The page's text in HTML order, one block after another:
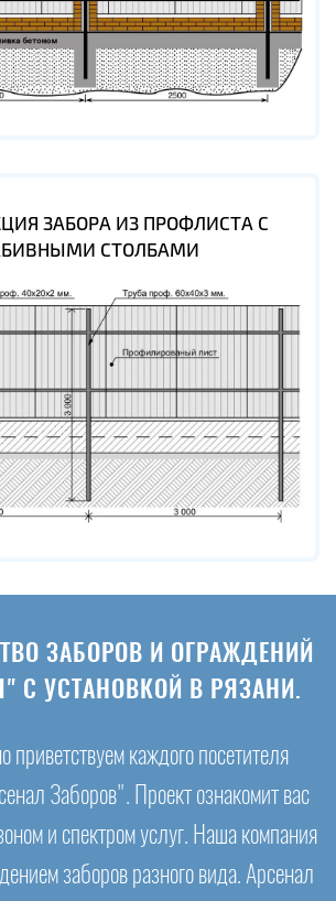
ЗАБОРА ИЗ ПРОФЛИСТА С
СТОЛБАМИ
ЗАБОРОВ И ОГРАЖДЕНИЙ
С УСТАНОВКОЙ В РЯЗАНИ.
каждого посетителя
Заборов". Проект ознакомит вас
и спектром услуг. Наша компания
заборов разного вида. Арсенал